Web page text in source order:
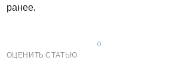
ранее.
ОЦЕНИТЬ СТАТЬЮ
0